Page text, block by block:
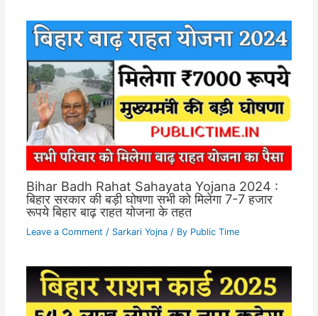
Bihar Badh Rahat Sahayata Yojana 2024 :
बिहार सरकार की बड़ी घोषणा सभी को मिलेगा 7-7 हजार
रूपये बिहार बाढ़ राहत योजना के तहत
Leave a Comment / Sarkari Yojna/ By Public Time